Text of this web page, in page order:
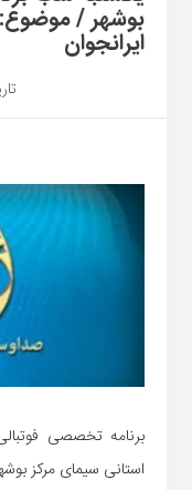
بوشهر /
ایرانجوان
استانی سیمای مرکز